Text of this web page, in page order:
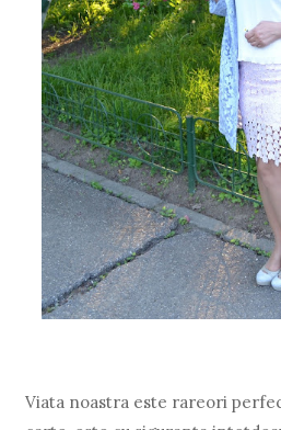
Viata noastra este rareori